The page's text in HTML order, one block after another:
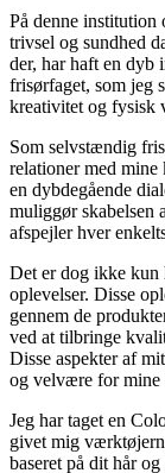
På denne institution
trivsel og sundhed
der, har haft en dyb
frisørfaget, som jeg
kreativitet og fysisk
Som selvstændig
relationer med
en dybdegående
muliggør skabelsen
afspejler hver
Det er dog ikke kun
oplevelser. Disse
gennem de
ved at tilbringe
Disse aspekter af
og velvære for mine
Jeg har taget en
givet mig
baseret på dit hår